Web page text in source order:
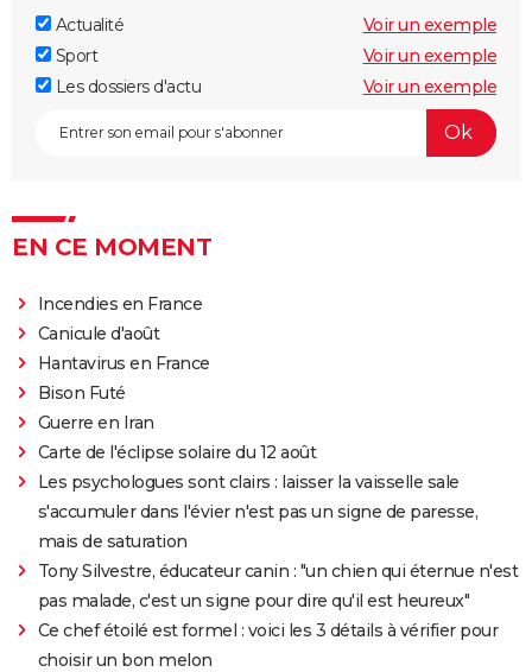
Actualité
Voir un exemple
Sport
Voir un exemple
Les dossiers d'actu
Voir un exemple
EN CE MOMENT
Incendies en France
Canicule d'août
Hantavirus en France
Bison Futé
Guerre en Iran
Carte de l'éclipse solaire du 12 août
Les psychologues sont clairs : laisser la vaisselle sale
s'accumuler dans l'évier n'est pas un signe de paresse,
mais de saturation
Tony Silvestre, éducateur canin : "un chien qui éternue n'est
pas malade, c'est un signe pour dire qu'il est heureux"
Ce chef étoilé est formel : voici les 3 détails à vérifier pour
choisir un bon melon